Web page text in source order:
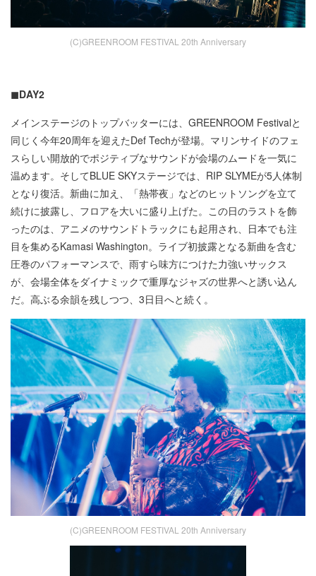
(C)GREENROOM FESTIVAL 20th Anniversary
◼︎DAY2
メインステージのトップバッターには、GREENROOM Festivalと
同じく今年20周年を迎えたDef Techが登場。マリンサイドのフェ
スらしい開放的でポジティブなサウンドが会場のムードを一気に
温めます。そしてBLUE SKYステージでは、RIP SLYMEが5人体制
となり復活。新曲に加え、「熱帯夜」などのヒットソングを立て
続けに披露し、フロアを大いに盛り上げた。この日のラストを飾
ったのは、アニメのサウンドトラックにも起用され、日本でも注
目を集めるKamasi Washington。ライブ初披露となる新曲を含む
圧巻のパフォーマンスで、雨すら味方につけた力強いサックス
が、会場全体をダイナミックで重厚なジャズの世界へと誘い込ん
だ。高ぶる余韻を残しつつ、3日目へと続く。
(C)GREENROOM FESTIVAL 20th Anniversary